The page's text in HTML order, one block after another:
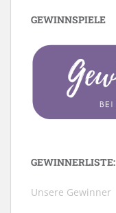
GEWINNSPIELE
GEWINNERLISTE:
Unsere Gewinner